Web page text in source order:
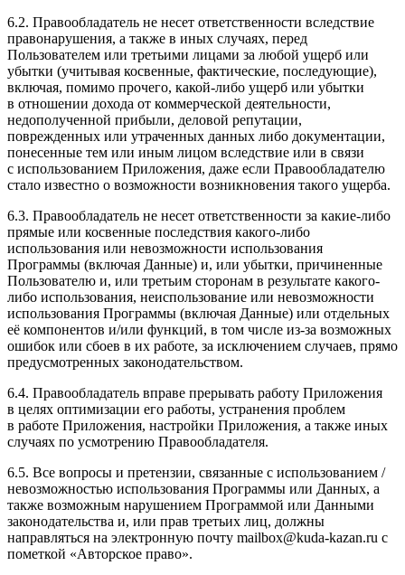
6.2. Правообладатель не несет ответственности вследствие
правонарушения, а также в иных случаях, перед
Пользователем или третьими лицами за любой ущерб или
убытки (учитывая косвенные, фактические, последующие),
включая, помимо прочего, какой-либо ущерб или убытки
в отношении дохода от коммерческой деятельности,
недополученной прибыли, деловой репутации,
поврежденных или утраченных данных либо документации,
понесенные тем или иным лицом вследствие или в связи
с использованием Приложения, даже если Правообладателю
стало известно о возможности возникновения такого ущерба.
6.3. Правообладатель не несет ответственности за какие-либо
прямые или косвенные последствия какого-либо
использования или невозможности использования
Программы (включая Данные) и, или убытки, причиненные
Пользователю и, или третьим сторонам в результате какого-
либо использования, неиспользование или невозможности
использования Программы (включая Данные) или отдельных
её компонентов и/или функций, в том числе из-за возможных
ошибок или сбоев в их работе, за исключением случаев, прямо
предусмотренных законодательством.
6.4. Правообладатель вправе прерывать работу Приложения
в целях оптимизации его работы, устранения проблем
в работе Приложения, настройки Приложения, а также иных
случаях по усмотрению Правообладателя.
6.5. Все вопросы и претензии, связанные с использованием /
невозможностью использования Программы или Данных, а
также возможным нарушением Программой или Данными
законодательства и, или прав третьих лиц, должны
направляться на электронную почту mailbox@kuda-kazan.ru с
пометкой «Авторское право».